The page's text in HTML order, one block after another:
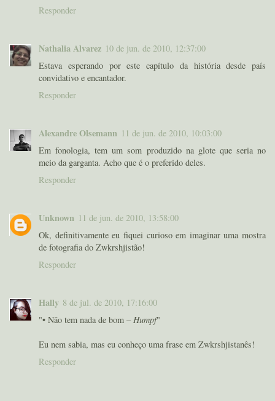
Responder
Nathalia Alvarez 10 de jun. de 2010, 12:37:00
Estava esperando por este capítulo da história desde país
convidativo e encantador.
Responder
Alexandre Olsemann 11 de jun. de 2010, 10:03:00
Em fonologia, tem um som produzido na glote que seria no
meio da garganta. Acho que é o preferido deles.
Responder
Unknown 11 de jun. de 2010, 13:58:00
Ok, definitivamente eu fiquei curioso em imaginar uma mostra
de fotografia do Zwkrshjistão!
Responder
Hally 8 de jul. de 2010, 17:16:00
"• Não tem nada de bom – Humpf"
Eu nem sabia, mas eu conheço uma frase em Zwkrshjistanês!
Responder